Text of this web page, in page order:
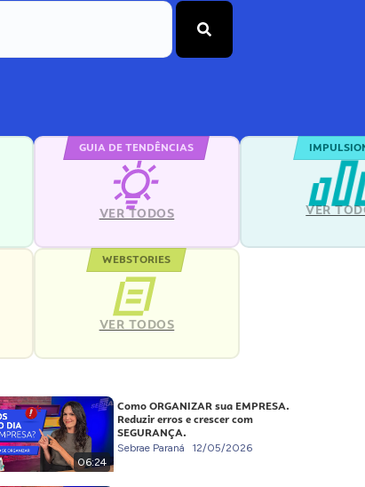
GUIA DE TENDÊNCIAS
VER TODOS VER
WEBSTORIES
VER TODOS
06:24
Como ORGANIZAR sua EMPRESA.
Reduzir erros e crescer com
SEGURANÇA.
Sebrae Paraná 12/05/2026